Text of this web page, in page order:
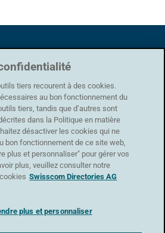
CG | Conditions d'utilisation | Mentions légales
Assistance
de contact
tiers recourent à des cookies.
au bon fonctionnement du
tiers, tandis que d’autres sont
dans la Politique en matière
désactiver les cookies qui ne
bon fonctionnement de ce site web,
plus et personnaliser" pour gérer vos
plus, veuillez consulter notre
Swisscom Directories AG
plus et personnaliser